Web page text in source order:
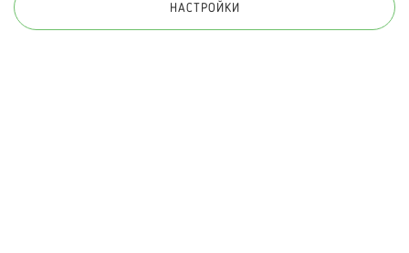
© 2026 Hippoland.net. Всички права запазени
НАСТРОЙКИ